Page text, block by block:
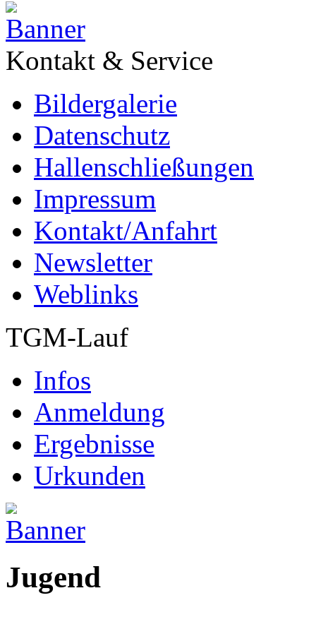
Kontakt & Service
Bildergalerie
Datenschutz
Hallenschließungen
Impressum
Kontakt/Anfahrt
Newsletter
Weblinks
TGM-Lauf
Infos
Anmeldung
Ergebnisse
Urkunden
Jugend